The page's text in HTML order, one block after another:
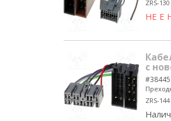
ZRS-130
НЕ Е
с
#38445
ZRS-144